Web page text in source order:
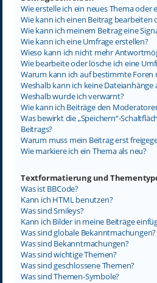
Wie erstelle ich ein neues Thema oder
Wie kann ich einen Beitrag bearbeiten
Wie kann ich meinem Beitrag eine
Wie kann ich eine Umfrage erstellen?
Wieso kann ich nicht mehr
Wie bearbeite oder lösche ich eine
Warum kann ich auf bestimmte Foren
Weshalb kann ich keine Dateianhänge
Weshalb wurde ich verwarnt?
Wie kann ich Beiträge den
Was bewirkt die „Speichern“-
Beitrags?
Warum muss mein Beitrag erst
Wie markiere ich ein Thema als neu?
Textformatierung und
Was ist BBCode?
Kann ich HTML benutzen?
Was sind Smileys?
Kann ich Bilder in meine Beiträge
Was sind globale Bekanntmachungen?
Was sind Bekanntmachungen?
Was sind wichtige Themen?
Was sind geschlossene Themen?
Was sind Themen-Symbole?